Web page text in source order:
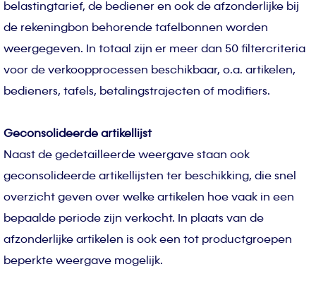
belastingtarief, de bediener en ook de afzonderlijke bij
de rekeningbon behorende tafelbonnen worden
weergegeven. In totaal zijn er meer dan 50 filtercriteria
voor de verkoopprocessen beschikbaar, o.a. artikelen,
bedieners, tafels, betalingstrajecten of modifiers.
Geconsolideerde artikellijst
Naast de gedetailleerde weergave staan ook
geconsolideerde artikellijsten ter beschikking, die snel
overzicht geven over welke artikelen hoe vaak in een
bepaalde periode zijn verkocht. In plaats van de
afzonderlijke artikelen is ook een tot productgroepen
beperkte weergave mogelijk.